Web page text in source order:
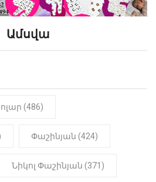
10:52
տալու փոխարեն
այս երկու
Իշխան
Փաշինյան
22:01
համար
Ամսվա
(486)
Փաշինյան (424)
Նիկոլ Փաշինյան (371)